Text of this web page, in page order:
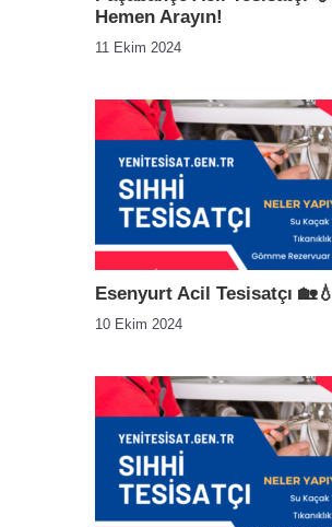
Hemen Arayın!
11 Ekim 2024
Esenyurt Acil Tesisatçı 🏡💧
10 Ekim 2024